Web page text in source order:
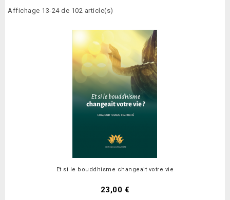
Affichage 13-24 de 102 article(s)
Et si le bouddhisme changeait votre vie
23,00 €